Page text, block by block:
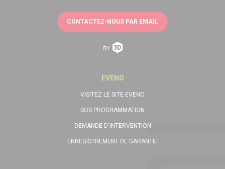
CONTACTEZ-NOUS PAR EMAIL
EVENO
VISITEZ LE SITE EVENO
SOS PROGRAMMATION
DEMANDE D'INTERVENTION
ENREGISTREMENT DE GARANTIE